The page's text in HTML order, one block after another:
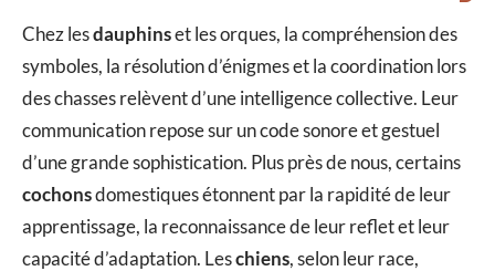
Chez lesdauphinset les orques, la compréhension des
symboles, la résolution d’énigmes et la coordination lors
des chasses relèvent d’une intelligence collective. Leur
communication repose sur un code sonore et gestuel
d’une grande sophistication. Plus près de nous, certains
cochonsdomestiques étonnent par la rapidité de leur
apprentissage, la reconnaissance de leur reflet et leur
capacité d’adaptation. Leschiens, selon leur race,